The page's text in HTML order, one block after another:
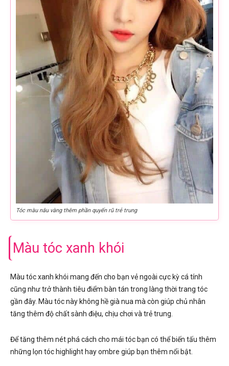
Tóc màu nâu vàng thêm phần quyến rũ trẻ trung
Màu tóc xanh khói
Màu tóc xanh khói mang đến cho bạn vẻ ngoài cực kỳ cá tính
cũng như trở thành tiêu điểm bàn tán trong làng thời trang tóc
gần đây. Màu tóc này không hề già nua mà còn giúp chủ nhân
tăng thêm độ chất sành điệu, chịu chơi và trẻ trung.
Để tăng thêm nét phá cách cho mái tóc bạn có thể biến tấu thêm
những lọn tóc highlight hay ombre giúp bạn thêm nổi bật.